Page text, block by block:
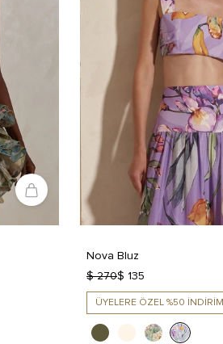
Nova Bluz
$ 270$ 135
ÜYELERE ÖZEL %50 İNDİRİM